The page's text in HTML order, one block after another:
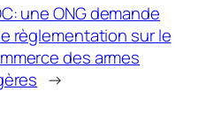
une ONG demande
règlementation sur le
des armes
→